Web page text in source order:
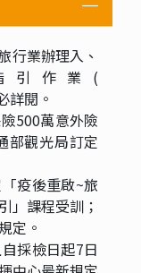
行業辦理入、
引作業(
詳閱。
500萬意外險
部觀光局訂定
疫後重啟~旅
」課程受訓；
定。
採檢日起7日